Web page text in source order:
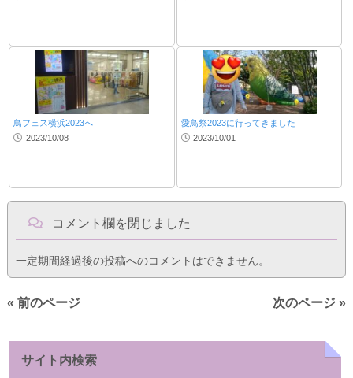
鳥フェス横浜2023へ
2023/10/08
愛鳥祭2023に行ってきました
2023/10/01
コメント欄を閉じました
一定期間経過後の投稿へのコメントはできません。
« 前のページ 次のページ »
サイト内検索